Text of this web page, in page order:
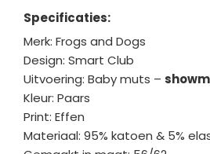
Specificaties:
Merk: Frogs and Dogs
Design: Smart Club
Uitvoering: Baby muts –
Kleur: Paars
Print: Effen
Materiaal: 95% katoen & 5%